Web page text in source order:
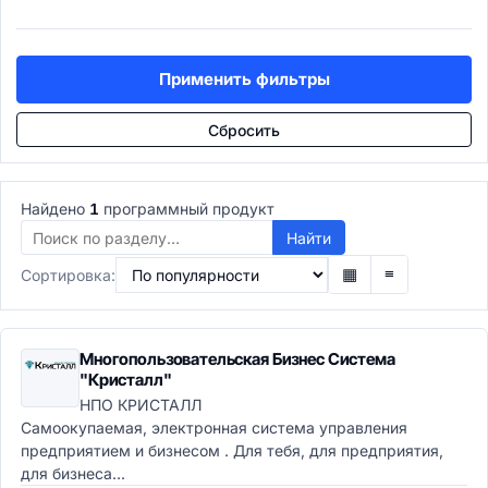
Подбор персонала (ATS)
ATS системы
Рекрутинг-платформы
Управление талантами
Обучение персонала (LMS)
LMS-системы
LXP платформы
Корпоративные университеты
E-learning авторинг
Расчёт зарплаты
Payroll системы
HR-аналитика
Проекты и задачи
Управление проектами
PMO-системы
Agile/Scrum инструменты
Применить фильтры
Сбросить
Найдено 1 программный продукт
Найти
Сортировка:
▦ ≡
Многопользовательская Бизнес Система
"Кристалл"
НПО КРИСТАЛЛ
Самоокупаемая, электронная система управления
предприятием и бизнесом . Для тебя, для предприятия,
для бизнеса...